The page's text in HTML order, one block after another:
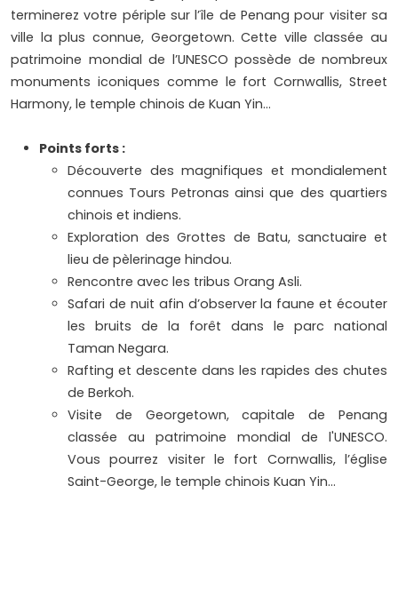
terminerez votre périple sur l’île de Penang pour visiter sa
ville la plus connue, Georgetown. Cette ville classée au
patrimoine mondial de l’UNESCO possède de nombreux
monuments iconiques comme le fort Cornwallis, Street
Harmony, le temple chinois de Kuan Yin…
Points forts :
Découverte des magnifiques et mondialement
connues Tours Petronas ainsi que des quartiers
chinois et indiens.
Exploration des Grottes de Batu, sanctuaire et
lieu de pèlerinage hindou.
Rencontre avec les tribus Orang Asli.
Safari de nuit afin d’observer la faune et écouter
les bruits de la forêt dans le parc national
Taman Negara.
Rafting et descente dans les rapides des chutes
de Berkoh.
Visite de Georgetown, capitale de Penang
classée au patrimoine mondial de l'UNESCO.
Vous pourrez visiter le fort Cornwallis, l’église
Saint-George, le temple chinois Kuan Yin...